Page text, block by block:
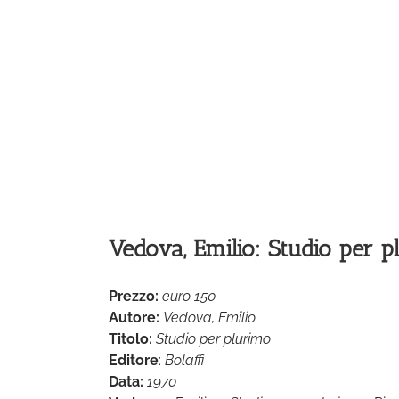
Vedova, Emilio: Studio per
Prezzo: euro 150
Autore: Vedova, Emilio
Titolo: Studio per plurimo
Editore: Bolaffi
Data: 1970